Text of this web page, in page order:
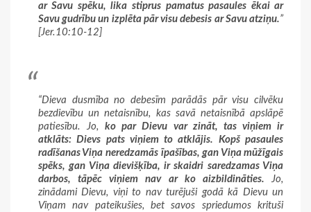
ar Savu spēku, lika stiprus pamatus pasaules ēkai ar
Savu gudrību un izplēta pār visu debesis ar Savu atziņu.”
[Jer.10:10-12]
“Dieva dusmība no debesīm parādās pār visu cilvēku
bezdievību un netaisnību, kas savā netaisnībā apslāpē
patiesību. Jo,ko par Dievu var zināt, tas viņiem ir
atklāts: Dievs pats viņiem to atklājis. Kopš pasaules
radīšanas Viņa neredzamās īpašības, gan Viņa mūžīgais
spēks, gan Viņa dievišķība, ir skaidri saredzamas Viņa
darbos, tāpēc viņiem nav ar ko aizbildināties. Jo,
zinādami Dievu, viņi to nav turējuši godā kā Dievu un
Viņam nav pateikušies, bet savos spriedumos krituši